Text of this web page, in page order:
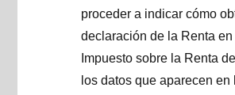
proceder a indicar cómo
declaración de la Renta
Impuesto sobre la Renta
los datos que aparecen